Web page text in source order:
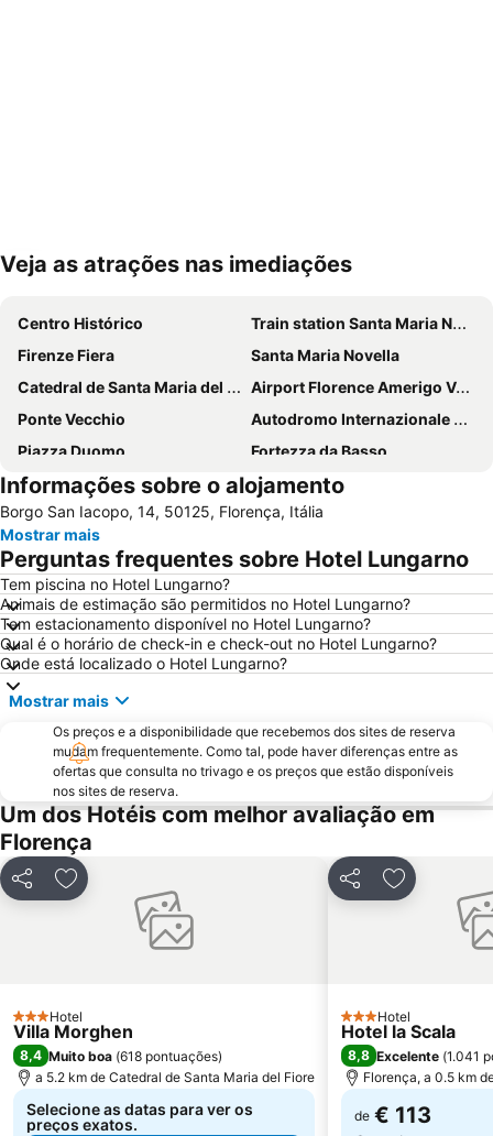
Ampliar mapa
Veja as atrações nas imediações
Centro Histórico
Train station Santa Maria Novella
Firenze Fiera
Santa Maria Novella
Catedral de Santa Maria del Fiore
Airport Florence Amerigo Vespucci
Ponte Vecchio
Autodromo Internazionale del Mugello
Piazza Duomo
Fortezza da Basso
Centro Histórico
Brunelleschi
Santa Cruz
Mercato Centrale
Panzano in Chianti
Chiesa dei Santi Michele e Gaetano
Via del Corso
Oltrarno
Firenze Expo Congress SPA
Galleria degli Uffizi
Praça da Senhoria
Piazza della Repubblica
Basilica of St Lawrence
Peretola
Isolotto
Centro Storico
Siena Railway Station
Palácio Antigo
San Lorenzo Market
Via dei Calzaiuoli
Via Roma
Palazzo Antinori
Novoli
Stazione di Prato Centrale
Le Cantine di Greve in Chianti
Castel San Gimignano
Via Santo Spirito
Piazza Santissima Annunziata
Coverciano
La Certosa di Firenze
Castello
Piazza del Comune
Informações sobre o alojamento
Borgo San Iacopo, 14, 50125, Florença, Itália
Mostrar mais
Perguntas frequentes sobre Hotel Lungarno
Tem piscina no Hotel Lungarno?
Animais de estimação são permitidos no Hotel Lungarno?
Tem estacionamento disponível no Hotel Lungarno?
Qual é o horário de check-in e check-out no Hotel Lungarno?
Onde está localizado o Hotel Lungarno?
Mostrar mais
Os preços e a disponibilidade que recebemos dos sites de reserva
mudam frequentemente. Como tal, pode haver diferenças entre as
ofertas que consulta no trivago e os preços que estão disponíveis
nos sites de reserva.
Um dos Hotéis com melhor avaliação em
Florença
PartilharAdicionar aos favoritos
3 Estrelas
Hotel
Villa Morghen
8,4 Muito boa (618 pontuações)
a 5.2 km de Catedral de Santa Maria del Fiore
Selecione as datas para ver os
preços exatos.
PartilharAdicionar
3 Estrelas
Hotel
Hotel la Scala
8,8 Excelente (1.041
Florença, a 0.5 km
de € 113